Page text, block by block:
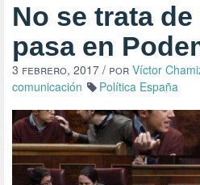
No se trata
pasa en
3 febrero, 2017 / por Víctor
comunicación
Política España